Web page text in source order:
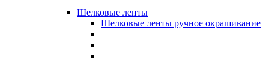
Шелковые ленты
Шелковые ленты ручное окрашивание